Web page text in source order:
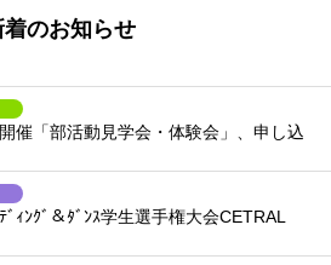
着のお知らせ
催「部活動見学会・体験会」、申し込
ﾞｨﾝｸﾞ＆ﾀﾞﾝｽ学生選手権大会CETRAL